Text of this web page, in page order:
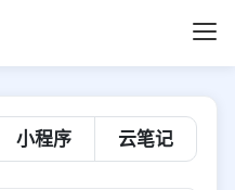
小程序 云笔记